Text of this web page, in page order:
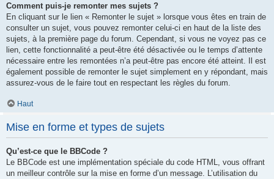
Comment puis-je remonter mes sujets ?
En cliquant sur le lien « Remonter le sujet » lorsque vous êtes en train de
consulter un sujet, vous pouvez remonter celui-ci en haut de la liste des
sujets, à la première page du forum. Cependant, si vous ne voyez pas ce
lien, cette fonctionnalité a peut-être été désactivée ou le temps d’attente
nécessaire entre les remontées n’a peut-être pas encore été atteint. Il est
également possible de remonter le sujet simplement en y répondant, mais
assurez-vous de le faire tout en respectant les règles du forum.
Haut
Mise en forme et types de sujets
Qu’est-ce que le BBCode ?
Le BBCode est une implémentation spéciale du code HTML, vous offrant
un meilleur contrôle sur la mise en forme d’un message. L’utilisation du